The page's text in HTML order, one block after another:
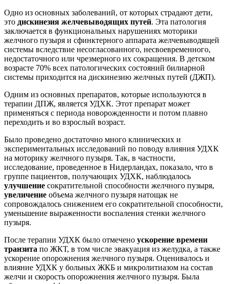
Одно из основных заболеваний, от которых страдают дети,
это дискинезия желчевыводящих путей. Эта патология
заключается в функциональных нарушениях моторики
желчного пузыря и сфинктерного аппарата желчевыводящей
системы вследствие несогласованного, несвоевременного,
недостаточного или чрезмерного их сокращения. В детском
возрасте 70% всех патологических состояний билиарной
системы приходится на дискинезию желчных путей (ДЖП).
Одним из основных препаратов, которые используются в
терапии ДПЖ, является УДХК. Этот препарат может
применяться с периода новорожденности и потом плавно
переходить и во взрослый возраст.
Было проведено достаточно много клинических и
экспериментальных исследований по поводу влияния УДХК
на моторику желчного пузыря. Так, в частности,
исследование, проведенное в Нидерландах, показало, что в
группе пациентов, получающих УДХК, наблюдалось
улучшение сократительной способности желчного пузыря,
увеличение объема желчного пузыря натощак не
сопровождалось снижением его сократительной способности,
уменьшение выраженности воспаления стенки желчного
пузыря.
После терапии УДХК было отмечено ускорение времени
транзита по ЖКТ, в том числе эвакуация из желудка, а также
ускорение опорожнения желчного пузыря. Оценивалось и
влияние УДХК у больных ЖКБ и микролитиазом на состав
желчи и скорость опорожнения желчного пузыря. Была